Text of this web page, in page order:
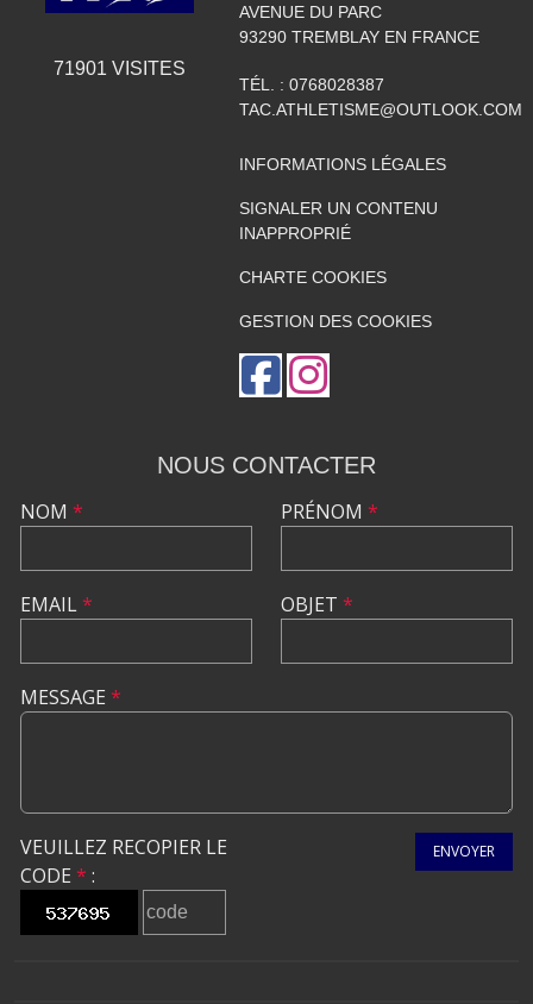
71901 VISITES
AVENUE DU PARC
93290 TREMBLAY EN FRANCE
TÉL. : 0768028387
TAC.ATHLETISME@OUTLOOK.COM
INFORMATIONS LÉGALES
SIGNALER UN CONTENU
INAPPROPRIÉ
CHARTE COOKIES
GESTION DES COOKIES
NOUS CONTACTER
NOM *
EMAIL*
PRÉNOM *
OBJET *
MESSAGE *
VEUILLEZ RECOPIER LE
CODE * :
ENVOYER